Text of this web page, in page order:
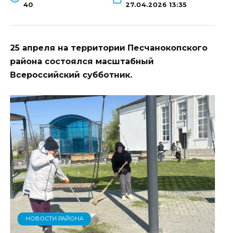
40 27.04.2026 13:35
25 апреля на территории Песчанокопского
района состоялся масштабный
Всероссийский субботник.
НОВОСТИ РАЙОНА